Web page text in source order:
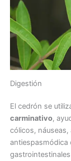
Digestión
El cedrón se
carminativo,
cólicos, náuseas,
antiespasmódica